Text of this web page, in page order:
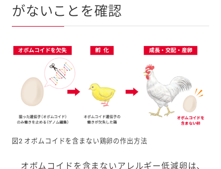
がないことを確認
図2 オボムコイドを含まない鶏卵の作出方法
オボムコイドを含まないアレルギー低減卵は、